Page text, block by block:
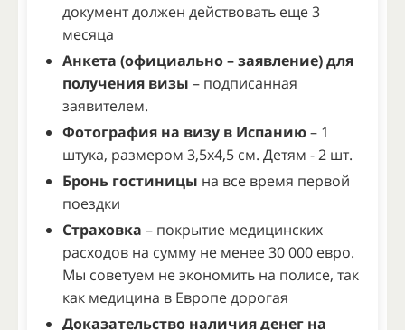
документ должен действовать еще 3
месяца
Анкета (официально – заявление) для
получения визы – подписанная
заявителем.
Фотография на визу в Испанию– 1
штука, размером 3,5x4,5 см. Детям - 2 шт.
Бронь гостиницы на все время первой
поездки
Страховка – покрытие медицинских
расходов на сумму не менее 30 000 евро.
Мы советуем не экономить на полисе, так
как медицина в Европе дорогая
Доказательство наличия денег на